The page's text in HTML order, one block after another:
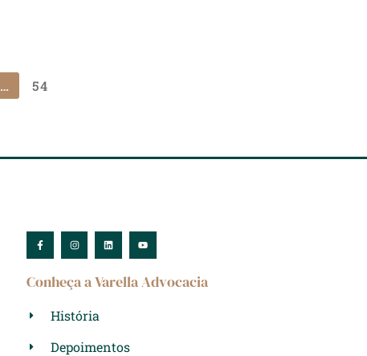
… 54
Conheça a Varella Advocacia
História
Depoimentos